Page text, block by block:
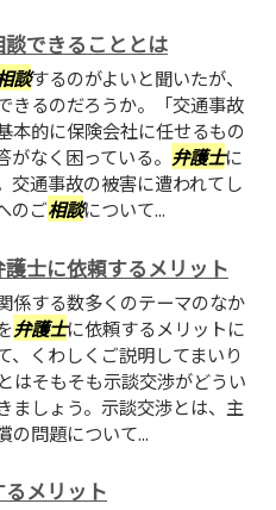
できることとは
談するのがよいと聞いたが、
きるのだろうか。「交通事故
本的に保険会社に任せるもの
なく困っている。 弁護士に
交通事故の被害に遭われてし
のご相談について...
士に依頼するメリット
係する数多くのテーマのなか
弁護士に依頼するメリットに
、くわしくご説明してまいり
はそもそも示談交渉がどうい
ましょう。示談交渉とは、主
の問題について...
メリット